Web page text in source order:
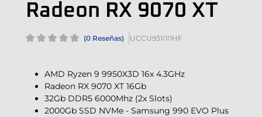
Radeon RX 9070 XT
(0 Reseñas) UCCU931I1I1HF
AMD Ryzen 9 9950X3D 16x 4.3GHz
Radeon RX 9070 XT 16Gb
32Gb DDR5 6000Mhz (2x Slots)
2000Gb SSD NVMe - Samsung 990 EVO Plus